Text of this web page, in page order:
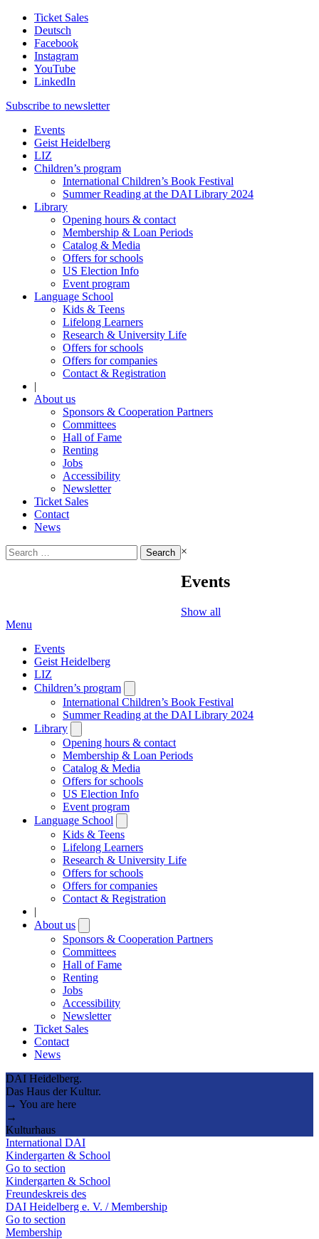
Ticket Sales
Deutsch
Facebook
Instagram
YouTube
LinkedIn
Subscribe to newsletter
Events
Geist Heidelberg
LIZ
Children’s program
International Children’s Book Festival
Summer Reading at the DAI Library 2024
Library
Opening hours & contact
Membership & Loan Periods
Catalog & Media
Offers for schools
US Election Info
Event program
Language School
Kids & Teens
Lifelong Learners
Research & University Life
Offers for schools
Offers for companies
Contact & Registration
|
About us
Sponsors & Cooperation Partners
Committees
Hall of Fame
Renting
Jobs
Accessibility
Newsletter
Ticket Sales
Contact
News
Search
for:
×
Events
Show all
Menu
Events
Geist Heidelberg
LIZ
Children’s program
submenu
International Children’s Book Festival
Summer Reading at the DAI Library 2024
Library
submenu
Opening hours & contact
Membership & Loan Periods
Catalog & Media
Offers for schools
US Election Info
Event program
Language School
submenu
Kids & Teens
Lifelong Learners
Research & University Life
Offers for schools
Offers for companies
Contact & Registration
|
About us
submenu
Sponsors & Cooperation Partners
Committees
Hall of Fame
Renting
Jobs
Accessibility
Newsletter
Ticket Sales
Contact
News
DAI Heidelberg.
Das Haus der Kultur.
→ You are here
→
Kulturhaus
International DAI
Kindergarten & School
Go to section
Kindergarten & School
Freundeskreis des
DAI Heidelberg e. V. / Membership
Go to section
Membership